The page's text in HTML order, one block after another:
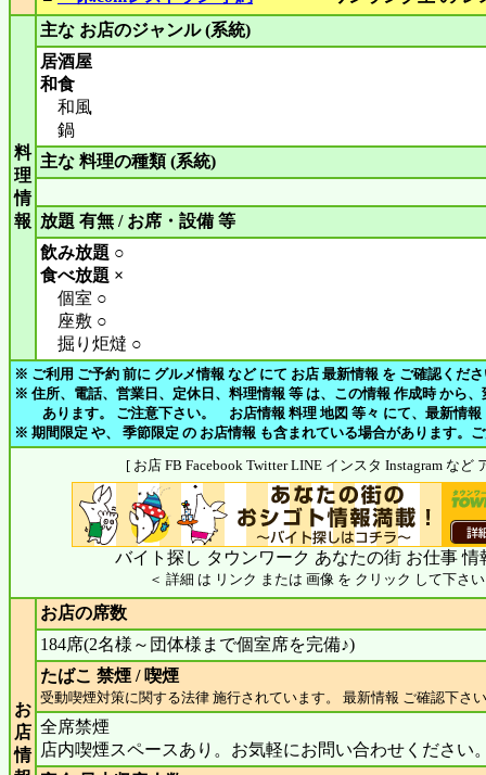
料
理
情
報
主な お店のジャンル (系統)
居酒屋
和食
和風
鍋
主な 料理の種類 (系統)
放題 有無 / お席・設備 等
飲み放題 ○
食べ放題 ×
個室 ○
座敷 ○
掘り炬燵 ○
※ ご利用 ご予約 前に グルメ情報 など にて お店 最新情報 を ご確認くだ
※ 住所、電話、営業日、定休日、料理情報 等 は、この情報 作成時 から
あります。 ご注意下さい。 お店情報 料理 地図 等々 にて、最新情報
※ 期間限定 や、 季節限定 の お店情報 も含まれている場合があります。
[ お店 FB Facebook Twitter LINE インスタ Instagram など
バイト探し タウンワーク あなたの街 お仕事 情
＜ 詳細 は リンク または 画像 を クリック して下さ
お
店
情
お店の席数
184席(2名様～団体様まで個室席を完備♪)
たばこ 禁煙 / 喫煙
受動喫煙対策に関する法律 施行されています。 最新情報 ご確認下さ
全席禁煙
店内喫煙スペースあり。お気軽にお問い合わせください